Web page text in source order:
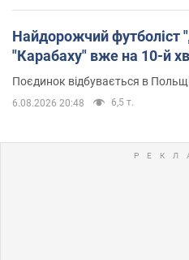
Найдорожчий футболіст
"Карабаху" вже на 10-й
Поєдинок відбувається в
6.08.2026 20:48 6,5 т.